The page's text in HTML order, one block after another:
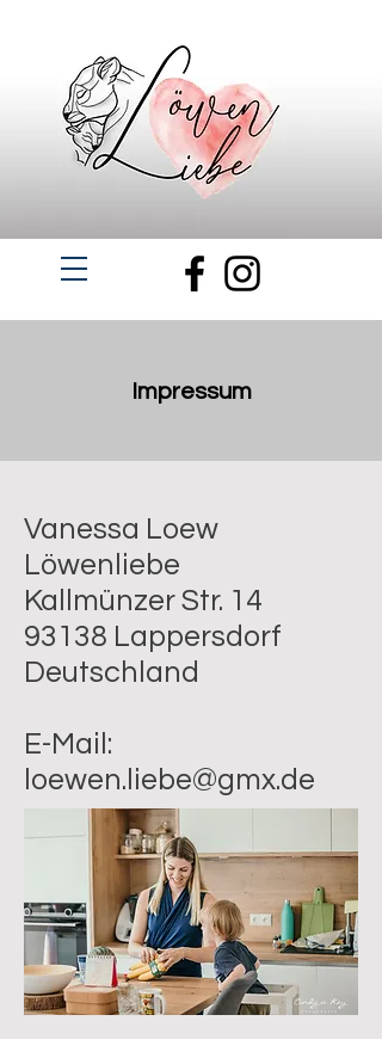
Impressum
Vanessa Loew
Löwenliebe
Kallmünzer Str. 14
93138 Lappersdorf
Deutschland
E-Mail:
loewen.liebe@gmx.de